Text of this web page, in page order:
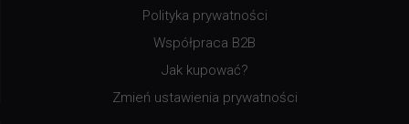
Polityka prywatności
Współpraca B2B
Jak kupować?
Zmień ustawienia prywatności